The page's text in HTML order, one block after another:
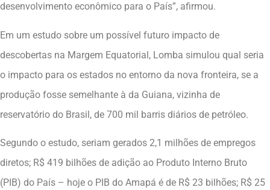
desenvolvimento econômico para o País”, afirmou.
Em um estudo sobre um possível futuro impacto de
descobertas na Margem Equatorial, Lomba simulou qual seria
o impacto para os estados no entorno da nova fronteira, se a
produção fosse semelhante à da Guiana, vizinha de
reservatório do Brasil, de 700 mil barris diários de petróleo.
Segundo o estudo, seriam gerados 2,1 milhões de empregos
diretos; R$ 419 bilhões de adição ao Produto Interno Bruto
(PIB) do País – hoje o PIB do Amapá é de R$ 23 bilhões; R$ 25